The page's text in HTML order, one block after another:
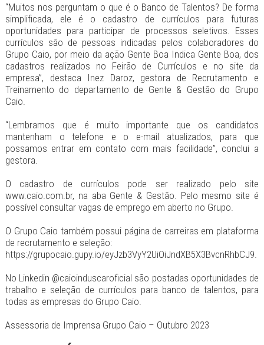
“Muitos nos perguntam o que é o Banco de Talentos? De forma
simplificada, ele é o cadastro de currículos para futuras
oportunidades para participar de processos seletivos. Esses
currículos são de pessoas indicadas pelos colaboradores do
Grupo Caio, por meio da ação Gente Boa Indica Gente Boa, dos
cadastros realizados no Feirão de Currículos e no site da
empresa”, destaca Inez Daroz, gestora de Recrutamento e
Treinamento do departamento de Gente & Gestão do Grupo
Caio.
“Lembramos que é muito importante que os candidatos
mantenham o telefone e o e-mail atualizados, para que
possamos entrar em contato com mais facilidade”, conclui a
gestora.
O cadastro de currículos pode ser realizado pelo site
www.caio.com.br, na aba Gente & Gestão. Pelo mesmo site é
possível consultar vagas de emprego em aberto no Grupo.
O Grupo Caio também possui página de carreiras em plataforma
de recrutamento e seleção:
https://grupocaio.gupy.io/eyJzb3VyY2UiOiJndXB5X3BvcnRhbCJ9.
No Linkedin @caioinduscaroficial são postadas oportunidades de
trabalho e seleção de currículos para banco de talentos, para
todas as empresas do Grupo Caio.
Assessoria de Imprensa Grupo Caio – Outubro 2023